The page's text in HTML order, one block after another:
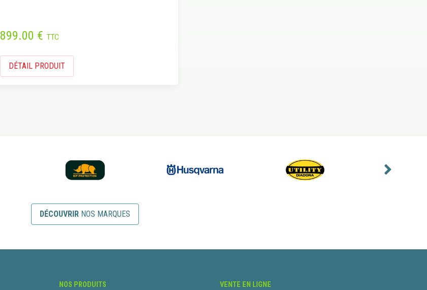
899.00 € TTC
DÉTAIL PRODUIT
DÉCOUVRIR NOS MARQUES
NOS PRODUITS VENTE EN LIGNE